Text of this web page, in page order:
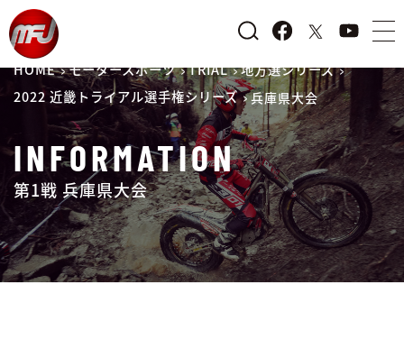
HOME モータースポーツ TRIAL
地方選シリーズ
2022 近畿トライアル選手権シリーズ
兵庫県大会
INFORMATION
第1戦 兵庫県大会